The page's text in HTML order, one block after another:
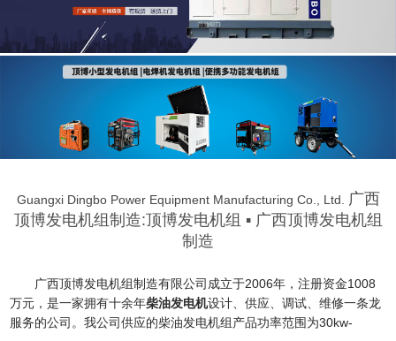
Guangxi Dingbo Power Equipment Manufacturing Co., Ltd.
广西
顶博发电机组制造:顶博发电机组 ▪ 广西顶博发电机组
制造
广西顶博发电机组制造有限公司成立于2006年，注册资金1008
万元，是一家拥有十余年柴油发电机设计、供应、调试、维修一条龙
服务的公司。我公司供应的柴油发电机组产品功率范围为30kw-